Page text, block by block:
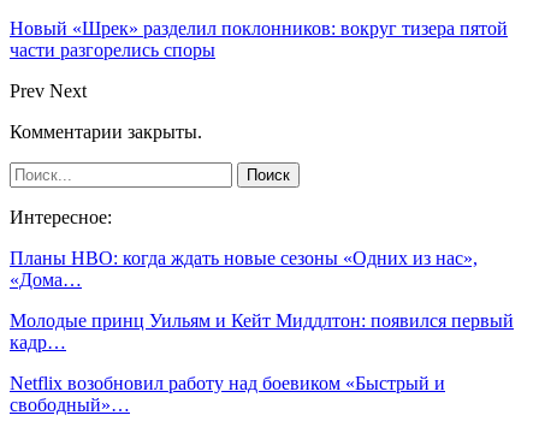
Новый «Шрек» разделил поклонников: вокруг тизера пятой
части разгорелись споры
Prev Next
Комментарии закрыты.
Интересное:
Планы HBO: когда ждать новые сезоны «Одних из нас»,
«Дома…
Молодые принц Уильям и Кейт Миддлтон: появился первый
кадр…
Netflix возобновил работу над боевиком «Быстрый и
свободный»…